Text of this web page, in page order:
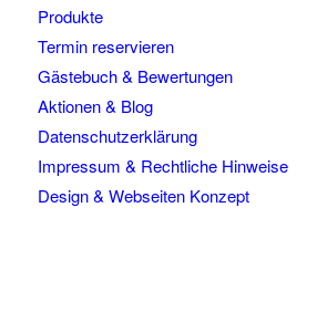
Produkte
Termin reservieren
Gästebuch & Bewertungen
Aktionen & Blog
Datenschutzerklärung
Impressum & Rechtliche Hinweise
Design & Webseiten Konzept